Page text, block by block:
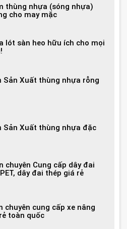
thùng nhựa (sóng nhựa)
cho may mặc
lót sàn heo hữu ích cho mọi
Sản Xuất thùng nhựa rỗng
Sản Xuất thùng nhựa đặc
chuyên Cung cấp dây đai
dây đai thép giá rẻ
chuyên cung cấp xe nâng
toàn quốc